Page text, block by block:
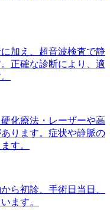
加え、超音波検査で静
正確な診断により、適
化療法・レーザーや高
ります。症状や静脈の
す。
ら初診、手術日当日、
ます。